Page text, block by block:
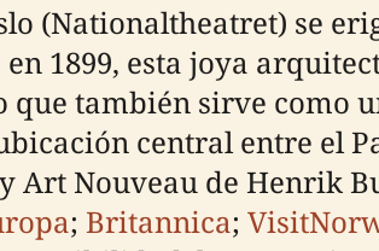
(Nationaltheatret) se
1899, esta joya
que también sirve como
central entre el
Art Nouveau de Henrik
; Britannica;